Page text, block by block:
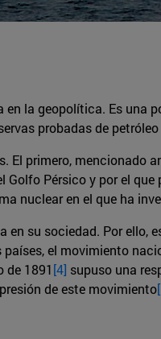
la geopolítica. Es una
probadas de
primero, mencionado
Pérsico y por el
nuclear en el que ha
su sociedad. Por ello,
el movimiento
de 1891[4] supuso una
de este movimiento